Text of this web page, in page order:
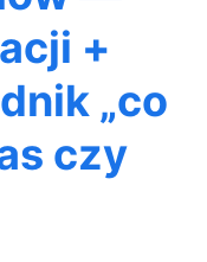
+
„co
czy